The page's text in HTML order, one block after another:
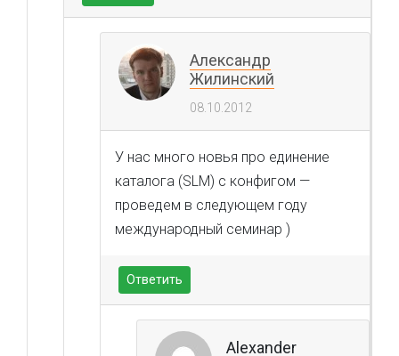
Александр
Жилинский
08.10.2012
У нас много новья про единение
каталога (SLM) с конфигом —
проведем в следующем году
международный семинар )
Ответить
Alexander